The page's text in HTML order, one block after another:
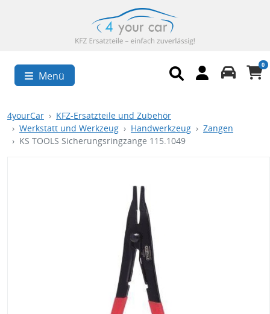
Menü
0
4yourCar
KFZ-Ersatzteile und Zubehör
Werkstatt und Werkzeug
Handwerkzeug
Zangen
KS TOOLS Sicherungsringzange 115.1049